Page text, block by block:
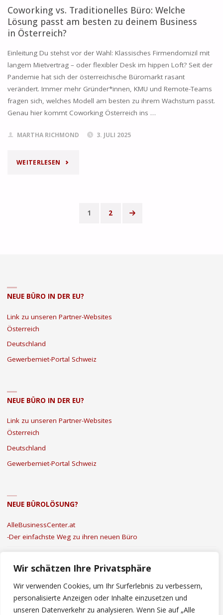
Wir schätzen Ihre Privatsphäre
Wir verwenden Cookies, um Ihr Surferlebnis zu verbessern,
personalisierte Anzeigen oder Inhalte einzusetzen und
unseren Datenverkehr zu analysieren. Wenn Sie auf „Alle
UNTERSTÜTZEN"
Coworking vs. Traditionelles Büro: Welche
Lösung passt am besten zu deinem Business
in Österreich?
Einleitung Du stehst vor der Wahl: Klassisches Firmendomizil mit
langem Mietvertrag – oder flexibler Desk im hippen Loft? Seit der
Pandemie hat sich der österreichische Büromarkt rasant
verändert. Immer mehr Gründer*innen, KMU und Remote-Teams
fragen sich, welches Modell am besten zu ihrem Wachstum passt.
Genau hier kommt Coworking Österreich ins …
MARTHA RICHMOND 3. JULI 2025
WEITERLESEN "COWORKING
AM
BESTEN
DEINEM
IN
ÖSTERREICH?"
1 2
NEUE BÜRO IN DER EU?
Link zu unseren Partner-Websites
Österreich
Deutschland
Gewerbemiet-Portal Schweiz
NEUE BÜRO IN DER EU?
Link zu unseren Partner-Websites
Österreich
Deutschland
Gewerbemiet-Portal Schweiz
NEUE BÜROLÖSUNG?
AlleBusinessCenter.at
-Der einfachste Weg zu ihren neuen Büro
©2022 Mieten Büro Österreich